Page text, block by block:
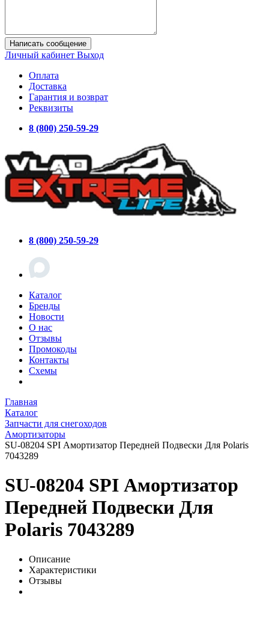
Написать сообщение
Личный кабинет Выход
Оплата
Доставка
Гарантия и возврат
Реквизиты
8 (800) 250-59-29
8 (800) 250-59-29
Каталог
Бренды
Новости
О нас
Отзывы
Промокоды
Контакты
Схемы
Главная
Каталог
Запчасти для снегоходов
Амортизаторы
SU-08204 SPI Амортизатор Передней Подвески Для Polaris
7043289
SU-08204 SPI Амортизатор
Передней Подвески Для
Polaris 7043289
Описание
Характеристики
Отзывы